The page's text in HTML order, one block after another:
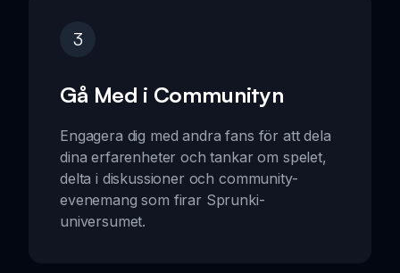
3
Gå Med i Communityn
Engagera dig med andra fans för att dela
dina erfarenheter och tankar om spelet,
delta i diskussioner och community-
evenemang som firar Sprunki-
universumet.